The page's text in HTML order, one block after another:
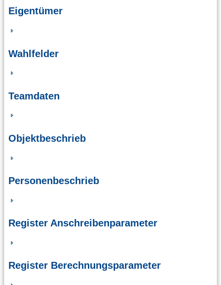
Eigentümer
Wahlfelder
Teamdaten
Objektbeschrieb
Personenbeschrieb
Register Anschreibenparameter
Register Berechnungsparameter